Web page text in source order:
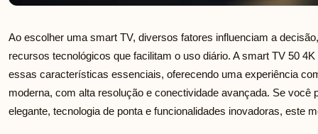
Ao escolher uma smart TV, diversos fatores influenciam a
recursos tecnológicos que facilitam o uso diário. A smart TV 50
essas características essenciais, oferecendo uma experiência
moderna, com alta resolução e conectividade avançada. Se você
elegante, tecnologia de ponta e funcionalidades inovadoras, este